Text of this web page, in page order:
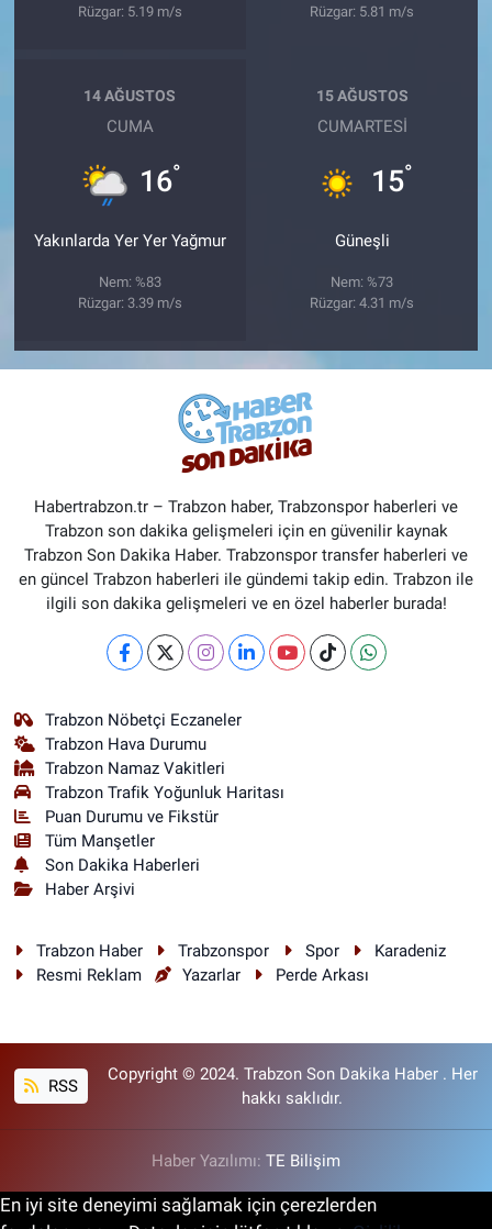
Rüzgar: 5.19 m/s
Rüzgar: 5.81 m/s
14 AĞUSTOS
CUMA
16°
Yakınlarda Yer Yer Yağmur
Nem: %83
Rüzgar: 3.39 m/s
15 AĞUSTOS
CUMARTESI
15°
Güneşli
Nem: %73
Rüzgar: 4.31 m/s
Habertrabzon.tr – Trabzon haber, Trabzonspor haberleri ve
Trabzon son dakika gelişmeleri için en güvenilir kaynak
Trabzon Son Dakika Haber. Trabzonspor transfer haberleri ve
en güncel Trabzon haberleri ile gündemi takip edin. Trabzon ile
ilgili son dakika gelişmeleri ve en özel haberler burada!
Trabzon Nöbetçi Eczaneler
Trabzon Hava Durumu
Trabzon Namaz Vakitleri
Trabzon Trafik Yoğunluk Haritası
Puan Durumu ve Fikstür
Tüm Manşetler
Son Dakika Haberleri
Haber Arşivi
Trabzon Haber Trabzonspor Spor
Karadeniz
Resmi Reklam
Yazarlar Perde Arkası
RSS
Copyright © 2024. Trabzon Son Dakika Haber . Her
hakkı saklıdır.
Haber Yazılımı: TE Bilişim
En iyi site deneyimi sağlamak için çerezlerden